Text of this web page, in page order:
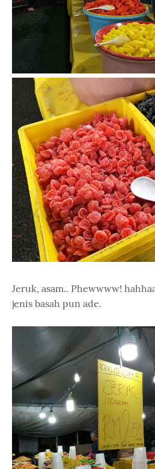
Jeruk, asam.. Phewwww!
jenis basah pun ade.